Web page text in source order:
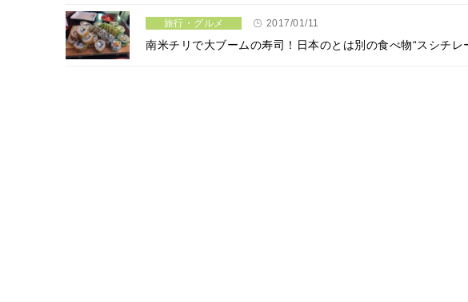
旅行・グルメ 2017/01/11
南米チリで大ブームの寿司！日本のとは別の食べ物“スシチレ